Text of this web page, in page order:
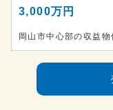
3,000万円
岡山市中心部の収益